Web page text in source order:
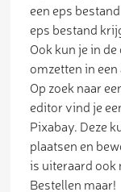
een eps
eps bestand
Ook kun je in
omzetten in
Op zoek naar
editor vind je
Pixabay. Deze
plaatsen en
is uiteraard ook
Bestellen maar!